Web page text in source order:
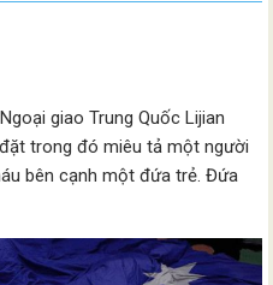
giao Trung Quốc Lijian
trong đó miêu tả một người
bên cạnh một đứa trẻ. Đứa